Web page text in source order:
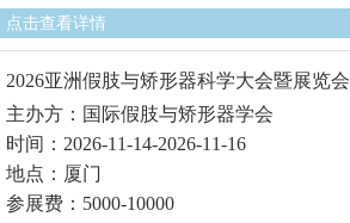
点击查看详情
2026亚洲假肢与矫形器科学大会暨展览会
主办方：国际假肢与矫形器学会
时间：2026-11-14-2026-11-16
地点：厦门
参展费：5000-10000